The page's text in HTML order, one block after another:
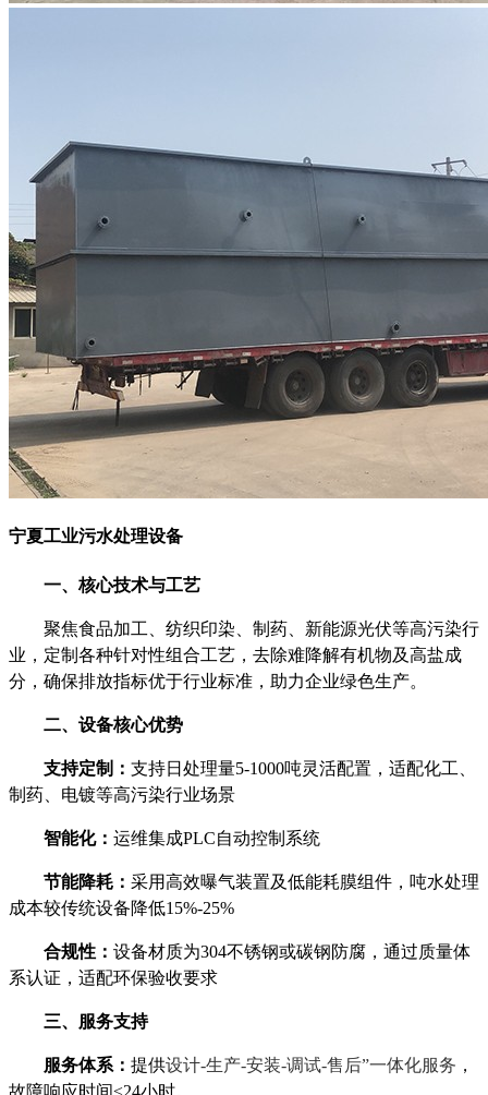
宁夏工业污水处理设备
一、核心技术与工艺‌
聚焦食品加工、纺织印染、制药、新能源光伏等高污染行
业，定制各种针对性组合工艺，去除难降解有机物及高盐成
分，确保排放指标优于行业标准，助力企业绿色生产。
二、设备核心优势‌
支持定制‌： 支持日处理量5-1000吨灵活配置，适配化工、
制药、电镀等高污染行业场景
智能化： 运维‌集成PLC自动控制系统
节能降耗‌： 采用高效曝气装置及低能耗膜组件，吨水处理
成本较传统设备降低15%-25%
合规性： 设备材质为304不锈钢或碳钢防腐，通过质量体
系认证，适配环保验收要求
三、服务支持‌
服务体系‌： 提供设计-生产-安装-调试-售后”一体化服务 ，
故障响应时间≤24小时。